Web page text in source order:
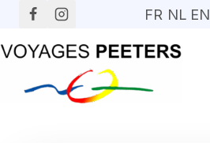
contenu
FR NL EN